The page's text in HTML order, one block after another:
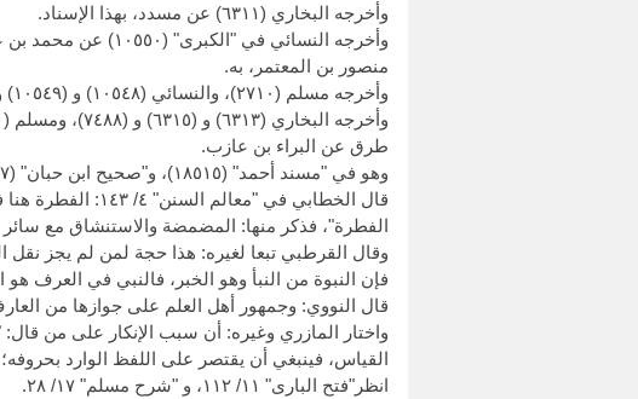
وأخرجه البخاري (٦٣١١) عن مسدد، بهذا الإسناد.
منصور بن المعتمر، به.
وأخرجه مسلم (٢٧١٠)، والنسائي (١٠٥٤٨) و (١٠٥٤٩) و (١٠٥٥٢) و (١٠٥٥٣) من طرق عن سعد بن عبيدة، به.
طرق عن البراء بن عازب.
وهو في "مسند أحمد" (١٨٥١٥)، و"صحيح ابن حبان" (٥٥٢٧) و (٥٥٣٦).
قال الخطابي في
الفطرة"، فذكر منها: المضمضة والاستنشاق مع
وقال القرطبي تبعا لغيره: هذا حجة لمن لم يجز
فإن النبوة من النبأ وهو الخبر، فالنبي في العرف
قال النووي: وجمهور أهل العلم على جوازها من
واختار المازري وغيره: أن سبب الإنكار على من
القياس، فينبغي أن يقتصر على اللفظ الوارد بحروفه؛
انظر"فتح البارى" ١١/ ١١٢، و "شرح مسلم" ١٧/ ٢٨.